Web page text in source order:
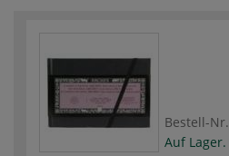
Bestell-Nr.
Auf Lager.